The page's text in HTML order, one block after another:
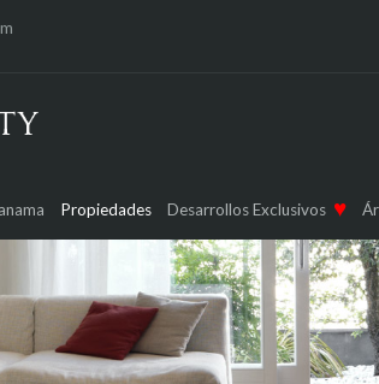
Propiedades Desarrollos Exclusivos